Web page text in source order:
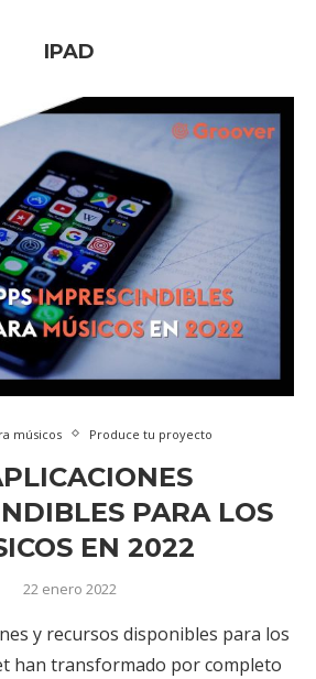
IPAD
músicos Produce tu proyecto
PARA LOS
EN 2022
22 enero 2022
y recursos disponibles para los
han transformado por completo